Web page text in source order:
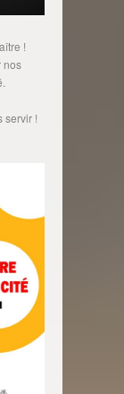
!
nos
servir !